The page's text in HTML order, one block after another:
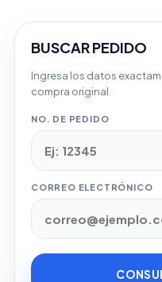
BUSCAR PEDIDO
Ingresa los datos
compra original.
NO. DE PEDIDO
CORREO ELECTRÓNICO